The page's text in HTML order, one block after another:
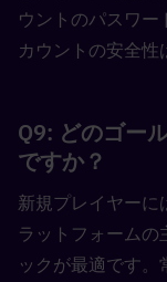
ウントのパスワ
カウントの安全性
Q9: どのゴー
ですか？
新規プレイヤーに
ラットフォーム
ックが最適です